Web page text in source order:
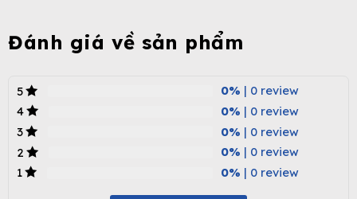
Đánh giá về sản phẩm
5 0% | 0 review
4
0% | 0 review
3
0% | 0 review
2
0% | 0 review
1
0% | 0 review